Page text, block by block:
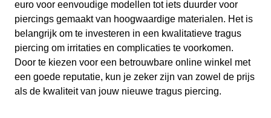
euro voor eenvoudige modellen tot iets duurder voor
piercings gemaakt van hoogwaardige materialen. Het is
belangrijk om te investeren in een kwalitatieve tragus
piercing om irritaties en complicaties te voorkomen.
Door te kiezen voor een betrouwbare online winkel met
een goede reputatie, kun je zeker zijn van zowel de prijs
als de kwaliteit van jouw nieuwe tragus piercing.